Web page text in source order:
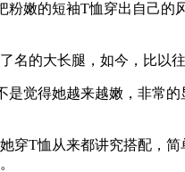
粉嫩的短袖T恤穿出自己
名的大长腿，如今，比以
是觉得她越来越嫩，非常
穿T恤从来都讲究搭配，